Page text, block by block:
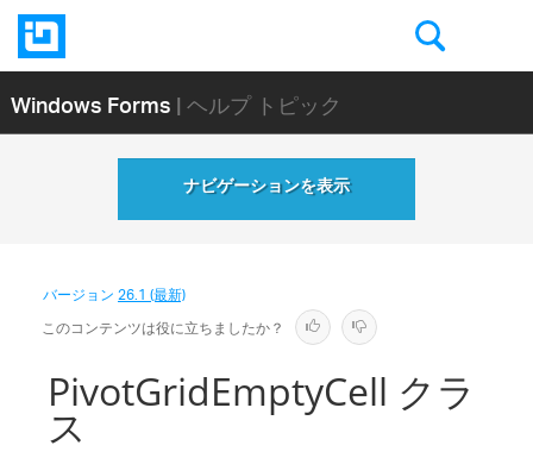
Windows Forms| ヘルプ トピック
ナビゲーションを表示
バージョン26.1 (最新)
このコンテンツは役に立ちましたか？
PivotGridEmptyCell クラ
ス